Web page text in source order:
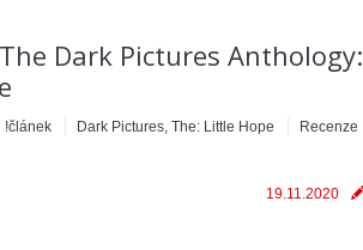
The Dark Pictures Anthology:
!článek Dark Pictures, The: Little Hope
Recenze
19.11.2020